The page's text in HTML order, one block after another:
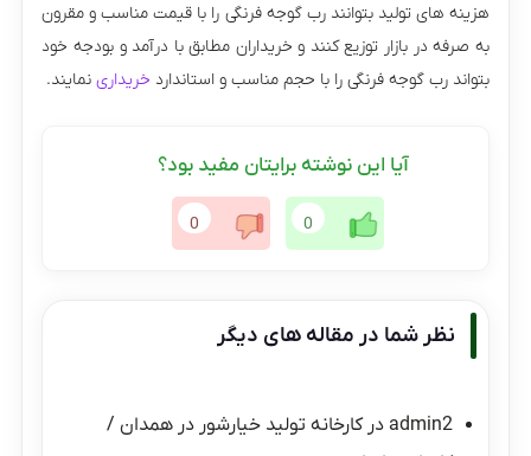
هزینه‌ های تولید بتوانند رب گوجه فرنگی را با قیمت مناسب و مقرون
به صرفه در بازار توزیع کنند و خریداران مطابق با درآمد و بودجه خود
بتواند رب گوجه فرنگی را با حجم مناسب و استاندارد خریداری نمایند.
آیا این نوشته برایتان مفید بود؟
0
0
نظر شما در مقاله های دیگر
admin2 درکارخانه تولید خیارشور در همدان /